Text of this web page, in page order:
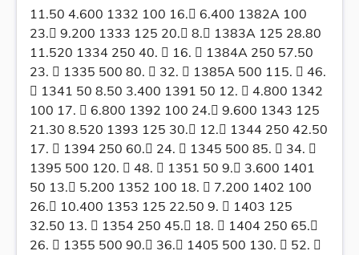
11.50 4.600 1332 100 16. 6.400 1382A 100
23. 9.200 1333 125 20. 8. 1383A 125 28.80
11.520 1334 250 40.  16.  1384A 250 57.50
23.  1335 500 80.  32.  1385A 500 115.  46.
 1341 50 8.50 3.400 1391 50 12.  4.800 1342
100 17.  6.800 1392 100 24. 9.600 1343 125
21.30 8.520 1393 125 30. 12. 1344 250 42.50
17.  1394 250 60. 24.  1345 500 85.  34. 
1395 500 120.  48.  1351 50 9. 3.600 1401
50 13. 5.200 1352 100 18.  7.200 1402 100
26. 10.400 1353 125 22.50 9.  1403 125
32.50 13.  1354 250 45. 18.  1404 250 65.
26.  1355 500 90. 36. 1405 500 130.  52. 